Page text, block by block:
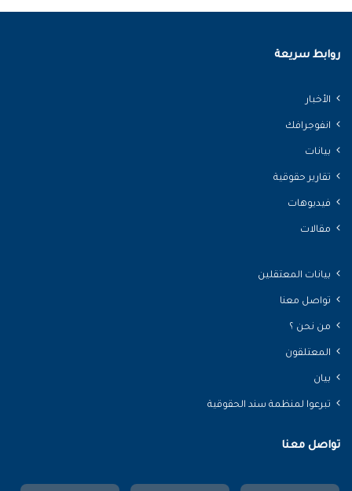
روابط سريعة
الأخبار
انفوجرافك
بيانات
تقارير حقوقية
فيديوهات
مقالات
بيانات المعتقلين
تواصل معنا
من نحن ؟
المعتلقون
بيان
تبرعوا لمنظمة سند الحقوقية
تواصل معنا